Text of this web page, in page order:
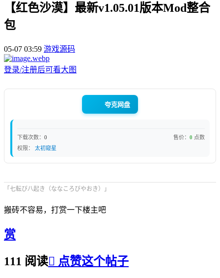
【红色沙漠】最新v1.05.01版本Mod整合
包
05-07 03:59 游戏源码
登录/注册后可看大图
夸克网盘
下载次数： 0 售价： 0 点数
权限：
太初窥星
「七転び八起き（ななころびやおき）」
搬砖不容易，打赏一下楼主吧
赏
111 阅读 点赞这个帖子